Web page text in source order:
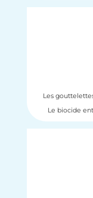
Les
Le biocide